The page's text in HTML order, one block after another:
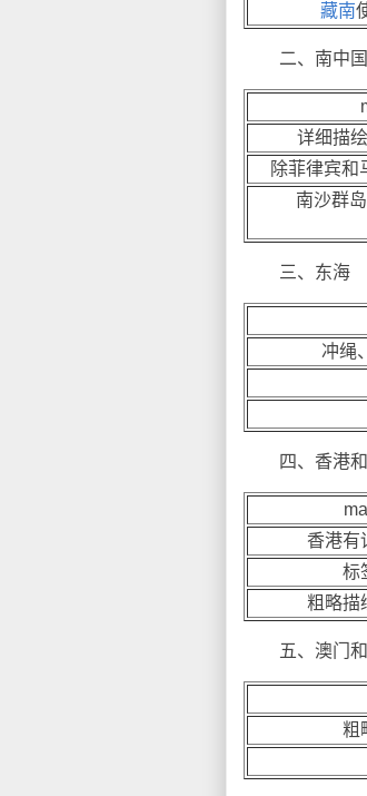
藏南
二、南中国
详细描
除菲律宾和
南沙群
三、东海
冲绳
四、香港和
香港有
标
粗略描
五、澳门
粗